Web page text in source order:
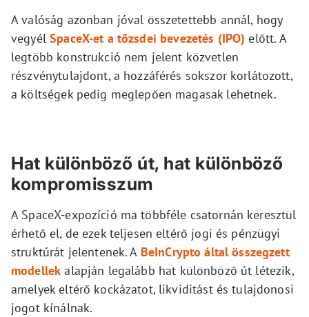
A valóság azonban jóval összetettebb annál, hogy
vegyélSpaceX-et a tőzsdei bevezetés (IPO) előtt. A
legtöbb konstrukció nem jelent közvetlen
részvénytulajdont, a hozzáférés sokszor korlátozott,
a költségek pedig meglepően magasak lehetnek.
Hat különböző út, hat különböző
kompromisszum
A SpaceX-expozíció ma többféle csatornán keresztül
érhető el, de ezek teljesen eltérő jogi és pénzügyi
struktúrát jelentenek. A BeInCrypto által összegzett
modellek alapján legalább hat különböző út létezik,
amelyek eltérő kockázatot, likviditást és tulajdonosi
jogot kínálnak.